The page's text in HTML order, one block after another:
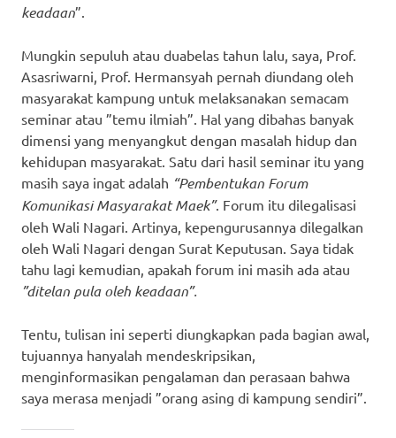
keadaan”.
Mungkin sepuluh atau duabelas tahun lalu, saya, Prof.
Asasriwarni, Prof. Hermansyah pernah diundang oleh
masyarakat kampung untuk melaksanakan semacam
seminar atau ”temu ilmiah”. Hal yang dibahas banyak
dimensi yang menyangkut dengan masalah hidup dan
kehidupan masyarakat. Satu dari hasil seminar itu yang
masih saya ingat adalah “Pembentukan Forum
Komunikasi Masyarakat Maek”. Forum itu dilegalisasi
oleh Wali Nagari. Artinya, kepengurusannya dilegalkan
oleh Wali Nagari dengan Surat Keputusan. Saya tidak
tahu lagi kemudian, apakah forum ini masih ada atau
”ditelan pula oleh keadaan”.
Tentu, tulisan ini seperti diungkapkan pada bagian awal,
tujuannya hanyalah mendeskripsikan,
menginformasikan pengalaman dan perasaan bahwa
saya merasa menjadi ”orang asing di kampung sendiri”.